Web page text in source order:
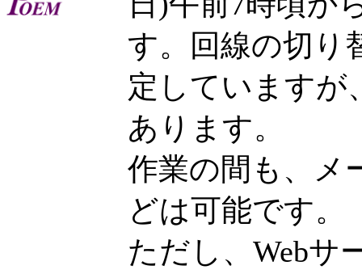
す。回線の切り
定していますが
あります。
作業の間も、メ
どは可能です。
ただし、Webサ